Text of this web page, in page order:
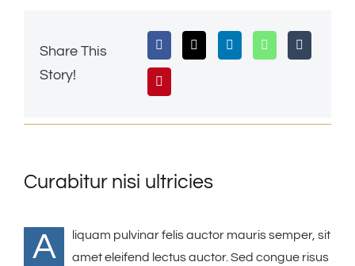
Share This
Story!
Curabitur nisi ultricies
A
liquam pulvinar felis auctor mauris semper, sit
amet eleifend lectus auctor. Sed congue risus